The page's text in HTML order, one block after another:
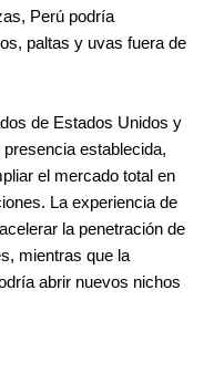
Perú podría
paltas y uvas fuera de
de Estados Unidos y
establecida,
el mercado total en
La experiencia de
la penetración de
mientras que la
abrir nuevos nichos